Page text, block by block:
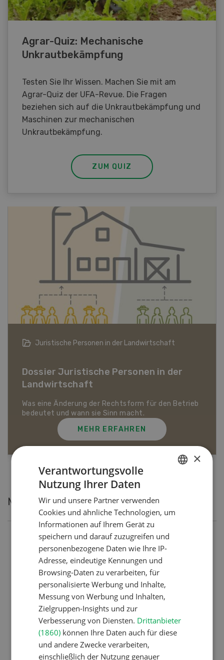
Agrar-Quiz: Mechanische
Unkrautbekämpfung
Testen Sie Ihr Wissen. Machen Sie mit am
Agrar-Quiz der UFA-Revue. Die Fragen
beziehen sich auf die Unkrautbekämpfung und
Maschinen zur mechanischen
Unkrautbekämpfung.
ZUM QUIZ
Bio-Artikel
Dossier Bio-Artikel
MEHR ERFAHREN
Meistgelesene Artikel
Nutztiere
Schweizer Kuhnamen: Liste
von A-Z
Pflanzenbau
Erst das Ziel, dann die
Zwischenfrucht
×
Verantwortungsvolle
Nutzung Ihrer Daten
Wir und unsere Partner verwenden
Cookies und ähnliche Technologien, um
Informationen auf Ihrem Gerät zu
speichern und darauf zuzugreifen und
personenbezogene Daten wie Ihre IP-
Adresse, eindeutige Kennungen und
Browsing-Daten zu verarbeiten, für
personalisierte Werbung und Inhalte,
Messung von Werbung und Inhalten,
Zielgruppen-Insights und zur
Verbesserung von Diensten. Drittanbieter
(1860) können Ihre Daten auch für diese
und andere Zwecke verarbeiten,
einschließlich der Nutzung genauer